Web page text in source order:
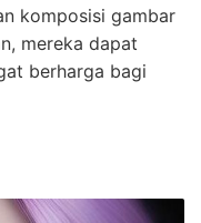
komposisi gambar
mereka dapat
berharga bagi